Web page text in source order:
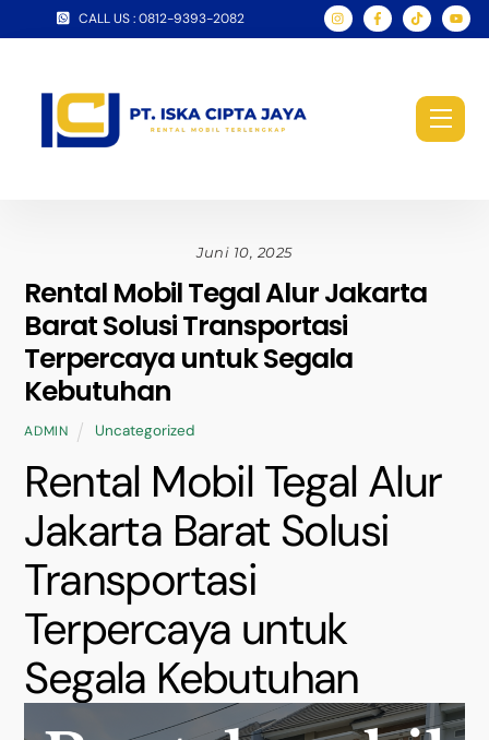
CALL US : 0812-9393-2082
Juni 10, 2025
Rental Mobil Tegal Alur Jakarta
Barat Solusi Transportasi
Terpercaya untuk Segala
Kebutuhan
ADMIN Uncategorized
Rental Mobil Tegal Alur
Jakarta Barat Solusi
Transportasi
Terpercaya untuk
Segala Kebutuhan